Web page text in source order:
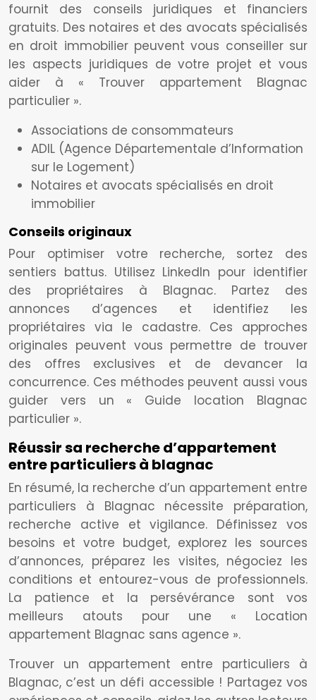
fournit des conseils juridiques et financiers
gratuits. Des notaires et des avocats spécialisés
en droit immobilier peuvent vous conseiller sur
les aspects juridiques de votre projet et vous
aider à « Trouver appartement Blagnac
particulier ».
Associations de consommateurs
ADIL (Agence Départementale d’Information
sur le Logement)
Notaires et avocats spécialisés en droit
immobilier
Conseils originaux
Pour optimiser votre recherche, sortez des
sentiers battus. Utilisez LinkedIn pour identifier
des propriétaires à Blagnac. Partez des
annonces d’agences et identifiez les
propriétaires via le cadastre. Ces approches
originales peuvent vous permettre de trouver
des offres exclusives et de devancer la
concurrence. Ces méthodes peuvent aussi vous
guider vers un « Guide location Blagnac
particulier ».
Réussir sa recherche d’appartement
entre particuliers à blagnac
En résumé, la recherche d’un appartement entre
particuliers à Blagnac nécessite préparation,
recherche active et vigilance. Définissez vos
besoins et votre budget, explorez les sources
d’annonces, préparez les visites, négociez les
conditions et entourez-vous de professionnels.
La patience et la persévérance sont vos
meilleurs atouts pour une « Location
appartement Blagnac sans agence ».
Trouver un appartement entre particuliers à
Blagnac, c’est un défi accessible ! Partagez vos